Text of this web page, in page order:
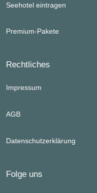
Seehotel eintragen
Premium-Pakete
Rechtliches
Impressum
AGB
Datenschutzerklärung
Folge uns